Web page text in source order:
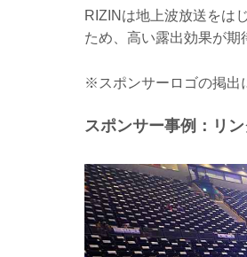
RIZINは地上波放送をは
ため、高い露出効果が期
※スポンサーロゴの掲出
スポンサー事例：リ